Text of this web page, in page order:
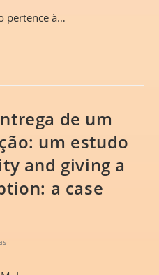
pertence à…
de um
um estudo
and giving a
a case